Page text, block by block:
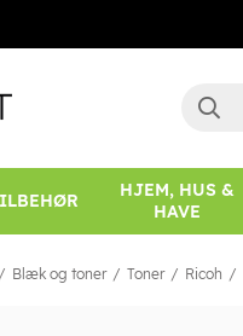
HJEM, HUS &
HAVE
Blæk og toner Toner Ricoh